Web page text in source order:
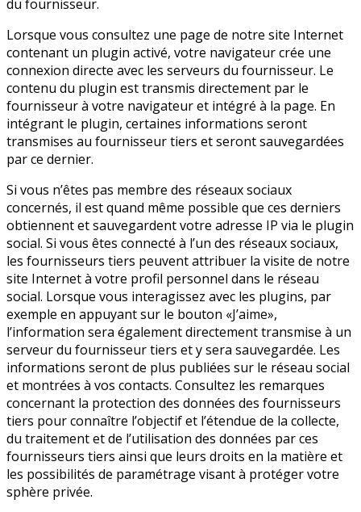
du fournisseur.
Lorsque vous consultez une page de notre site Internet
contenant un plugin activé, votre navigateur crée une
connexion directe avec les serveurs du fournisseur. Le
contenu du plugin est transmis directement par le
fournisseur à votre navigateur et intégré à la page. En
intégrant le plugin, certaines informations seront
transmises au fournisseur tiers et seront sauvegardées
par ce dernier.
Si vous n’êtes pas membre des réseaux sociaux
concernés, il est quand même possible que ces derniers
obtiennent et sauvegardent votre adresse IP via le plugin
social. Si vous êtes connecté à l’un des réseaux sociaux,
les fournisseurs tiers peuvent attribuer la visite de notre
site Internet à votre profil personnel dans le réseau
social. Lorsque vous interagissez avec les plugins, par
exemple en appuyant sur le bouton «J’aime»,
l’information sera également directement transmise à un
serveur du fournisseur tiers et y sera sauvegardée. Les
informations seront de plus publiées sur le réseau social
et montrées à vos contacts. Consultez les remarques
concernant la protection des données des fournisseurs
tiers pour connaître l’objectif et l’étendue de la collecte,
du traitement et de l’utilisation des données par ces
fournisseurs tiers ainsi que leurs droits en la matière et
les possibilités de paramétrage visant à protéger votre
sphère privée.